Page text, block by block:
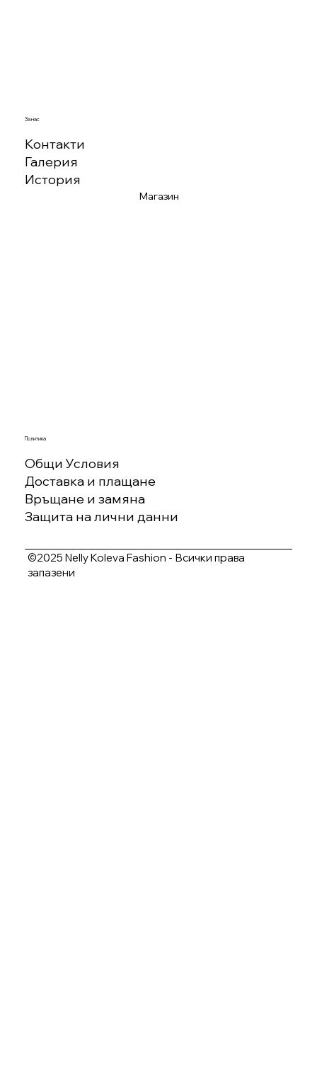
За нас
Контакти
Галерия
История
Магазин
Политика
Общи Условия
Доставка и плащане
Връщане и замяна
Защита на лични данни
©2025 Nelly Koleva Fashion - Всички права
запазени